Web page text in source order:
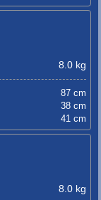
8.0 kg
87 cm
38 cm
41 cm
8.0 kg